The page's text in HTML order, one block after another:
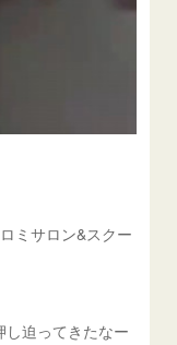
ミサロン&スクー
迫ってきたなー